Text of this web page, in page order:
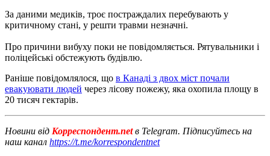
За даними медиків, троє постраждалих перебувають у
критичному стані, у решти травми незначні.
Про причини вибуху поки не повідомляється. Рятувальники і
поліцейські обстежують будівлю.
Раніше повідомлялося, що в Канаді з двох міст почали
евакуювати людей через лісову пожежу, яка охопила площу в
20 тисяч гектарів.
Новини від Корреспондент.netв Telegram. Підписуйтесь на
наш канал https://t.me/korrespondentnet